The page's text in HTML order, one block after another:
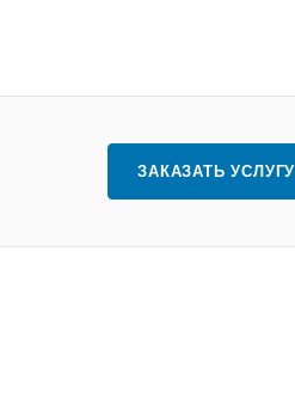
ЗАКАЗАТЬ УСЛУГУ